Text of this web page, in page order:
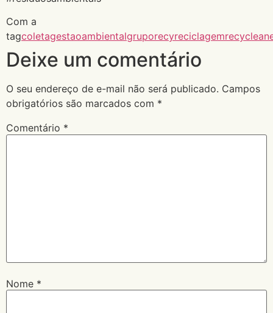
Com a
tagcoletagestaoambientalgruporecyreciclagem
Deixe um comentário
O seu endereço de e-mail não será publicado. Campos
obrigatórios são marcados com *
Comentário *
Nome *